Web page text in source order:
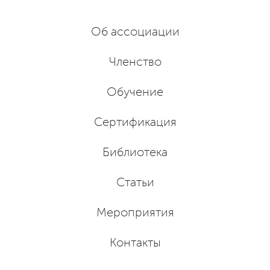
Об ассоциации
Членство
Обучение
Сертификация
Библиотека
Статьи
Мероприятия
Контакты